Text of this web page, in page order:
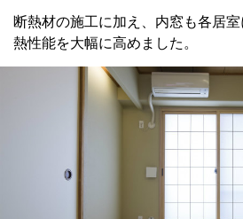
断熱材の施工に加え、内窓も各居
熱性能を大幅に高めました。